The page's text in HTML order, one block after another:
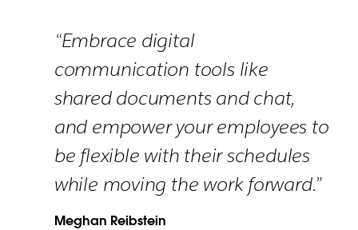
“Embrace digital
communication tools like
shared documents and chat,
and empower your employees to
be flexible with their schedules
while moving the work forward.”
Meghan Reibstein